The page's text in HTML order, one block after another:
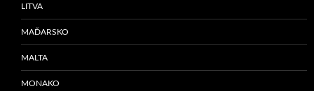
LITVA
MAĎARSKO
MALTA
MONAKO